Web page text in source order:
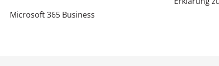
Microsoft 365 Business